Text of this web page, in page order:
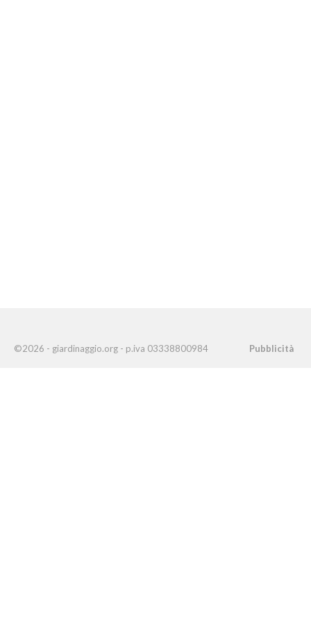
©2026 - giardinaggio.org - p.iva 03338800984 Pubblicità